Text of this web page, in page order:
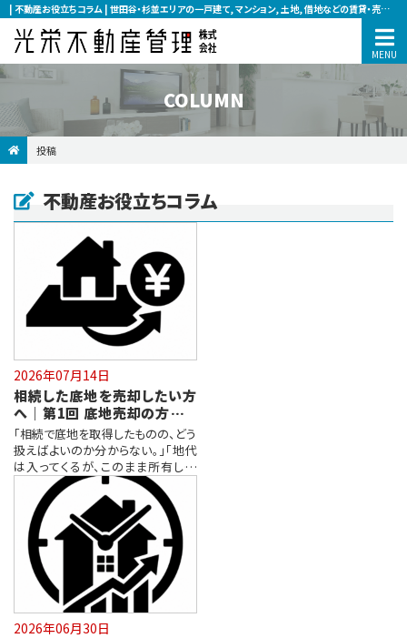
| 不動産お役立ちコラム | 世田谷・杉並エリアの一戸建て, マンション, 土地, 借地などの賃貸・売買なら光栄不動産管理へ
COLUMN
投稿
不動産お役立ちコラム
2026年07月14日
相続した底地を売却したい方
へ｜第1回 底地売却の方法と
知っておきたいポイント
「相続で底地を取得したものの、どう
扱えばよいのか分からない。」「地代
は入ってくるが、このまま所有し続
2026年06月30日